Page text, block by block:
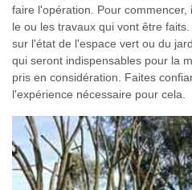
faire l'opération. Pour
le ou les travaux qui vont être
sur l'état de l'espace vert ou du
qui seront indispensables pour la
pris en considération. Faites
l'expérience nécessaire pour cela.